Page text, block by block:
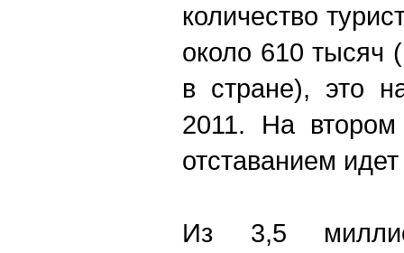
количество
около 610 тысяч
в стране), это
2011. На
отставанием
Из 3,5